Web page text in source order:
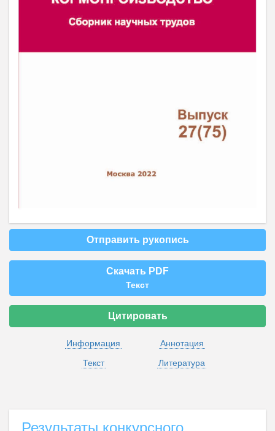
Отправить рукопись
Скачать PDF
Текст
Цитировать
Информация
Аннотация
Текст
Литература
Результаты конкурсного